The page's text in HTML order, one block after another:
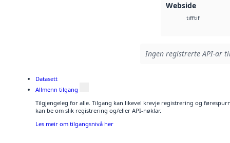
Webside
tifftif
Ingen registrerte API-ar
Datasett
Allmenn tilgang
Tilgjengeleg for alle. Tilgang kan likevel krevje registrering og
kan be om slik registrering og/eller API-nøklar.
Les meir om tilgangsnivå her